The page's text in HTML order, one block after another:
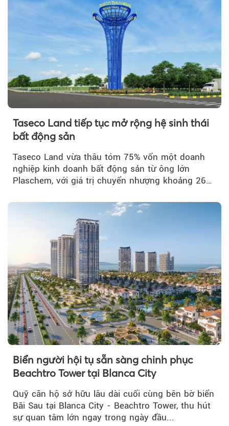
Taseco Land tiếp tục mở rộng hệ sinh thái
bất động sản
Taseco Land vừa thâu tóm 75% vốn một doanh
nghiệp kinh doanh bất động sản từ ông lớn
Plaschem, với giá trị chuyển nhượng khoảng 262
Biển người hội tụ sẵn sàng chinh phục
Beachtro Tower tại Blanca City
Quỹ căn hộ sở hữu lâu dài cuối cùng bên bờ biển
Bãi Sau tại Blanca City - Beachtro Tower, thu hút
sự quan tâm lớn ngay trong ngày đầu...